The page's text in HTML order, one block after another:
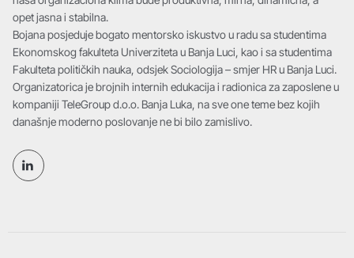
opet jasna i stabilna.
Bojana posjeduje bogato mentorsko iskustvo u radu sa studentima
Ekonomskog fakulteta Univerziteta u Banja Luci, kao i sa studentima
Fakulteta političkih nauka, odsjek Sociologija – smjer HR u Banja Luci.
Organizatorica je brojnih internih edukacija i radionica za zaposlene u
kompaniji TeleGroup d.o.o. Banja Luka, na sve one teme bez kojih
današnje moderno poslovanje ne bi bilo zamislivo.